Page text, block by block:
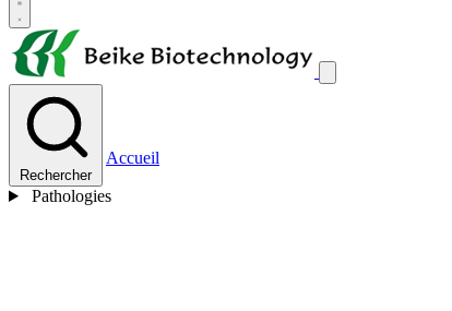
Rechercher
Accueil
Pathologies